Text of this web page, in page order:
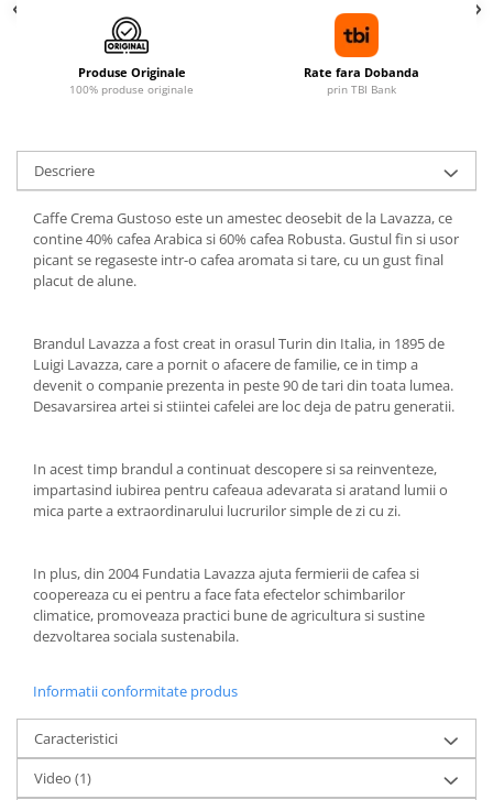
Produse Originale
100% produse originale
Rate fara Dobanda
prin TBI Bank
Descriere
Caffe Crema Gustoso este un amestec deosebit de la Lavazza, ce
contine 40% cafea Arabica si 60% cafea Robusta. Gustul fin si usor
picant se regaseste intr-o cafea aromata si tare, cu un gust final
placut de alune.
Brandul Lavazza a fost creat in orasul Turin din Italia, in 1895 de
Luigi Lavazza, care a pornit o afacere de familie, ce in timp a
devenit o companie prezenta in peste 90 de tari din toata lumea.
Desavarsirea artei si stiintei cafelei are loc deja de patru generatii.
In acest timp brandul a continuat descopere si sa reinventeze,
impartasind iubirea pentru cafeaua adevarata si aratand lumii o
mica parte a extraordinarului lucrurilor simple de zi cu zi.
In plus, din 2004 Fundatia Lavazza ajuta fermierii de cafea si
coopereaza cu ei pentru a face fata efectelor schimbarilor
climatice, promoveaza practici bune de agricultura si sustine
dezvoltarea sociala sustenabila.
Informatii conformitate produs
Caracteristici
Video (1)